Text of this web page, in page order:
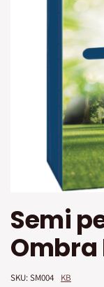
all'inizio
della
galleria
di
Semi
Ombra
SKU: SM004 KB